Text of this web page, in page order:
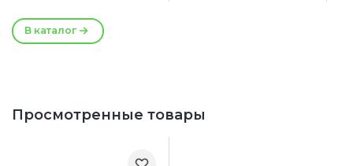
В каталог
Просмотренные товары